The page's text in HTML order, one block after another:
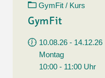
GymFit / Kurs
GymFit
10.08.26 - 14.12.26
Montag
10:00 - 11:00 Uhr